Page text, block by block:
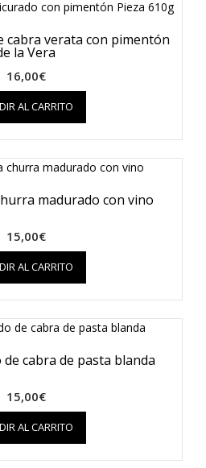
cabra verata con pimentón
la Vera
16,00€
AL CARRITO
madurado con vino
15,00€
AL CARRITO
cabra de pasta blanda
15,00€
AL CARRITO